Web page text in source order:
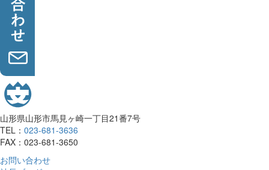
山形県山形市馬見ヶ崎一丁目21番7号
TEL： 023-681-3636
FAX：023-681-3650
お問い合わせ